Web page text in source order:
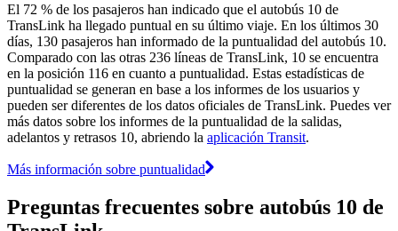
El 72 % de los pasajeros han indicado que el autobús 10 de
TransLink ha llegado puntual en su último viaje. En los últimos 30
días, 130 pasajeros han informado de la puntualidad del autobús 10.
Comparado con las otras 236 líneas de TransLink, 10 se encuentra
en la posición 116 en cuanto a puntualidad. Estas estadísticas de
puntualidad se generan en base a los informes de los usuarios y
pueden ser diferentes de los datos oficiales de TransLink. Puedes ver
más datos sobre los informes de la puntualidad de la salidas,
adelantos y retrasos 10, abriendo la aplicación Transit.
Más información sobre puntualidad
Preguntas frecuentes sobre autobús 10 de